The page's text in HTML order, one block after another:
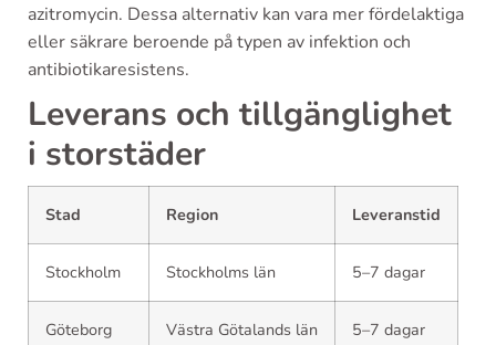
azitromycin. Dessa alternativ kan vara mer fördelaktiga
eller säkrare beroende på typen av infektion och
antibiotikaresistens.
Leverans och tillgänglighet
i storstäder
Stad Region Leveranstid
Stockholm Stockholms län 5–7 dagar
Göteborg Västra Götalands län 5–7 dagar